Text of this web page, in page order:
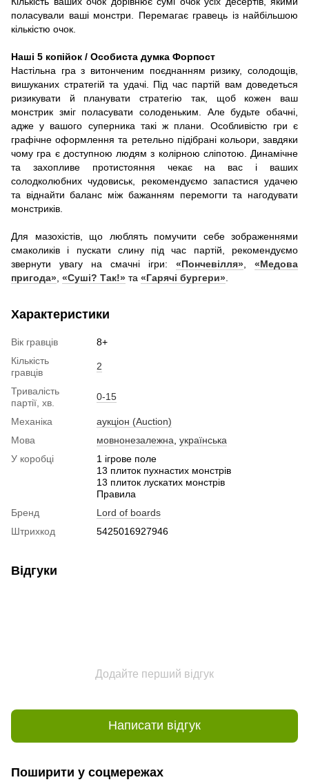
поласували ваші монстри. Перемагає гравець із найбільшою
кількістю очок.
Наші 5 копійок / Особиста думка Форпост
Настільна гра з витонченим поєднанням ризику, солодощів,
вишуканих стратегій та удачі. Під час партій вам доведеться
ризикувати й планувати стратегію так, щоб кожен ваш
монстрик зміг поласувати солоденьким. Але будьте обачні,
адже у вашого суперника такі ж плани. Особливістю гри є
графічне оформлення та ретельно підібрані кольори, завдяки
чому гра є доступною людям з колірною сліпотою. Динамічне
та захопливе протистояння чекає на вас і ваших
солодколюбних чудовиськ, рекомендуємо запастися удачею
та віднайти баланс між бажанням перемогти та нагодувати
монстриків.
Для мазохістів, що люблять помучити себе зображеннями
смаколиків і пускати слину під час партій, рекомендуємо
звернути увагу на смачні ігри: «Пончевілля»
«Медова
пригода» «Суші? Так!» та «Гарячі бургери»
Характеристики
Вік гравців
8+
Кількість
гравців
2
Тривалість
партії, хв.
0-15
Механіка
аукціон (Auction)
Мова
мовнонезалежна українська
У коробці
1 ігрове поле
13 плиток пухнастих монстрів
13 плиток лускатих монстрів
Правила
Бренд
Lord of boards
Штрихкод
5425016927946
Відгуки
Додайте перший відгук
Написати відгук
Поширити у соцмережах